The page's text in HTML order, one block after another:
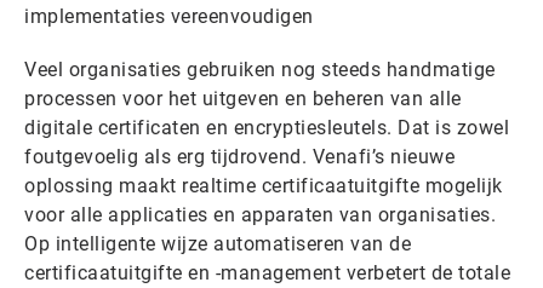
implementaties vereenvoudigen
Veel organisaties gebruiken nog steeds handmatige
processen voor het uitgeven en beheren van alle
digitale certificaten en encryptiesleutels. Dat is zowel
foutgevoelig als erg tijdrovend. Venafi’s nieuwe
oplossing maakt realtime certificaatuitgifte mogelijk
voor alle applicaties en apparaten van organisaties.
Op intelligente wijze automatiseren van de
certificaatuitgifte en -management verbetert de totale